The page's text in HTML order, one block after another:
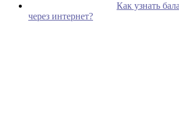
Как узнать
через интернет?